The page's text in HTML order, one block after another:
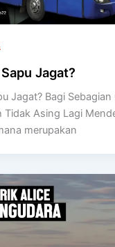
Jagat?
Jagat? Bagi Sebagian
Tidak Asing Lagi
merupakan